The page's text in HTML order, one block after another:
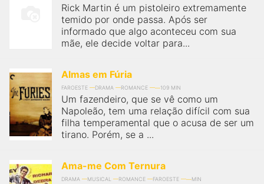
Rick Martin é um pistoleiro extremamente
temido por onde passa. Após ser
informado que algo aconteceu com sua
mãe, ele decide voltar para...
Almas em Fúria
FAROESTE DRAMA ROMANCE 109 MIN
Um fazendeiro, que se vê como um
Napoleão, tem uma relação difícil com sua
filha temperamental que o acusa de ser um
tirano. Porém, se a ...
Ama-me Com Ternura
DRAMA MUSICAL ROMANCE FAROESTE MIN